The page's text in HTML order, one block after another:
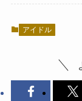
アイドル